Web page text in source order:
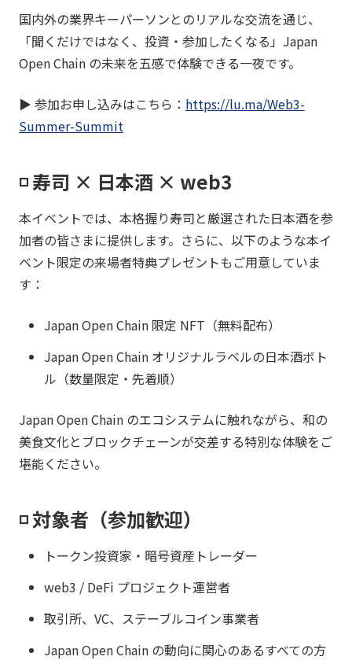
国内外の業界キーパーソンとのリアルな交流を通じ、
「聞くだけではなく、投資・参加したくなる」Japan
Open Chain の未来を五感で体験できる一夜です。
▶︎ 参加お申し込みはこちら： https://lu.ma/Web3-
Summer-Summit
◽️ 寿司 × 日本酒 × web3
本イベントでは、本格握り寿司と厳選された日本酒を参
加者の皆さまに提供します。さらに、以下のような本イ
ベント限定の来場者特典プレゼントもご用意していま
す：
Japan Open Chain 限定 NFT（無料配布）
Japan Open Chain オリジナルラベルの日本酒ボト
ル（数量限定・先着順）
Japan Open Chain のエコシステムに触れながら、和の
美食文化とブロックチェーンが交差する特別な体験をご
堪能ください。
◽️ 対象者（参加歓迎）
トークン投資家・暗号資産トレーダー
web3 / DeFi プロジェクト運営者
取引所、VC、ステーブルコイン事業者
Japan Open Chain の動向に関心のあるすべての方